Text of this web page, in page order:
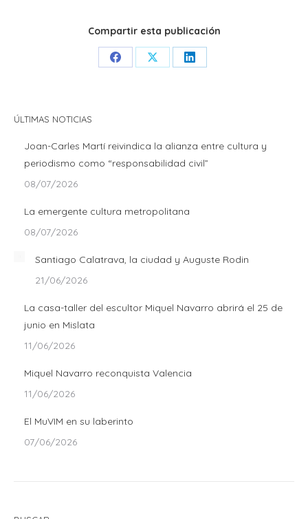
Compartir esta publicación
Share Share Share
ÚLTIMAS NOTICIAS
Joan-Carles Martí reivindica la alianza entre cultura y
periodismo como “responsabilidad civil”
08/07/2026
La emergente cultura metropolitana
08/07/2026
Santiago Calatrava, la ciudad y Auguste Rodin
21/06/2026
La casa-taller del escultor Miquel Navarro abrirá el 25 de
junio en Mislata
11/06/2026
Miquel Navarro reconquista Valencia
11/06/2026
El MuVIM en su laberinto
07/06/2026